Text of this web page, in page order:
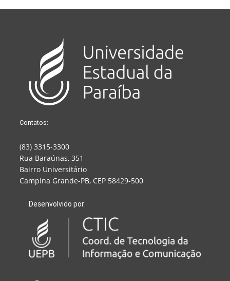
Contatos:
(83) 3315-3300
Rua Baraúnas, 351
Bairro Universitário
Campina Grande-PB, CEP 58429-500
Desenvolvido por: